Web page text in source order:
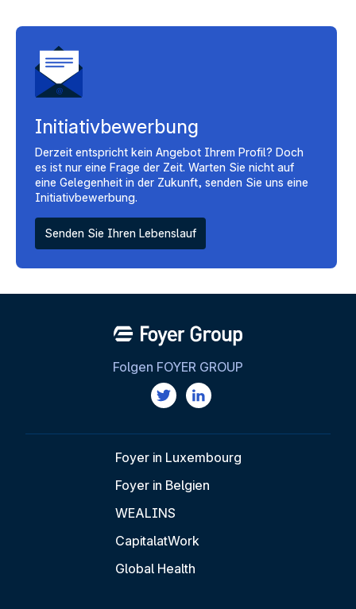
Initiativbewerbung
Derzeit entspricht kein Angebot Ihrem Profil? Doch
es ist nur eine Frage der Zeit. Warten Sie nicht auf
eine Gelegenheit in der Zukunft, senden Sie uns eine
Initiativbewerbung.
Senden Sie Ihren Lebenslauf
Folgen FOYER GROUP
Foyer in Luxembourg
Foyer in Belgien
WEALINS
CapitalatWork
Global Health